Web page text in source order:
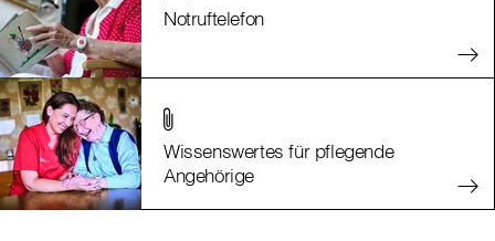
Notruftelefon
Wissenswertes für pflegende
Angehörige